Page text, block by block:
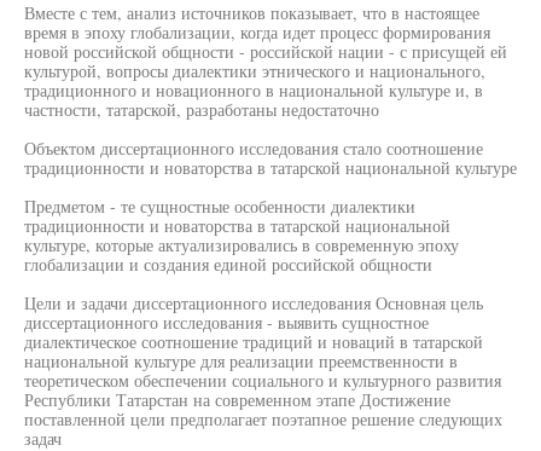
Вместе с тем, анализ источников показывает, что в настоящее
время в эпоху глобализации, когда идет процесс формирования
новой российской общности - российской нации - с присущей ей
культурой, вопросы диалектики этнического и национального,
традиционного и новационного в национальной культуре и, в
частности, татарской, разработаны недостаточно
Объектом диссертационного исследования стало соотношение
традиционности и новаторства в татарской национальной культуре
Предметом - те сущностные особенности диалектики
традиционности и новаторства в татарской национальной
культуре, которые актуализировались в современную эпоху
глобализации и создания единой российской общности
Цели и задачи диссертационного исследования Основная цель
диссертационного исследования - выявить сущностное
диалектическое соотношение традиций и новаций в татарской
национальной культуре для реализации преемственности в
теоретическом обеспечении социального и культурного развития
Республики Татарстан на современном этапе Достижение
поставленной цели предполагает поэтапное решение следующих
задач